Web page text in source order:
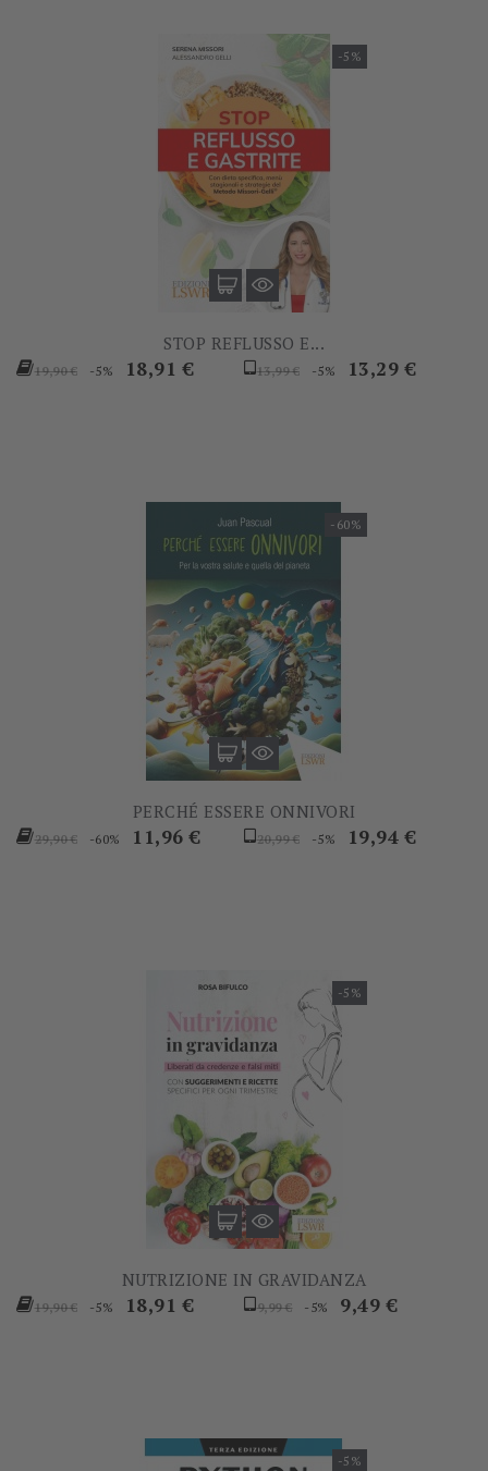
-5%
STOP REFLUSSO E...
Prezzo
19,90 € -5% Prezzo
18,91 €
Prezzo
13,99 € -5% Prezzo
13,29 €
-60%
PERCHÉ ESSERE ONNIVORI
Prezzo
29,90 € -60% Prezzo
11,96 €
Prezzo
20,99 € -5% Prezzo
19,94 €
-5%
NUTRIZIONE IN GRAVIDANZA
Prezzo
19,90 € -5% Prezzo
18,91 €
Prezzo
9,99 € -5% Prezzo
9,49 €
-5%